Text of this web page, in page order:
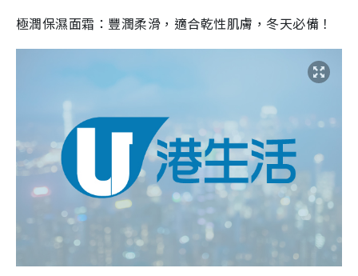
極潤保濕面霜：豐潤柔滑，適合乾性肌膚，冬天必備！